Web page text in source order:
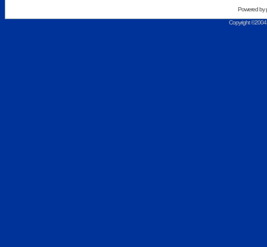
Powered by
Copyright ©2004